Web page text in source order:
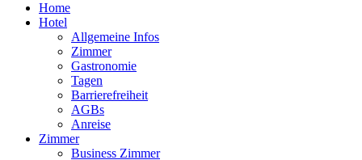
Home
Hotel
Allgemeine Infos
Zimmer
Gastronomie
Tagen
Barrierefreiheit
AGBs
Anreise
Zimmer
Business Zimmer